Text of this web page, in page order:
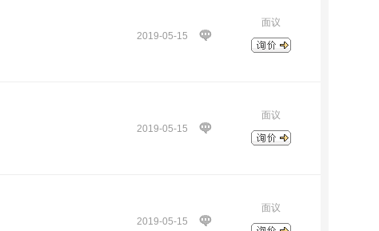
2019-05-15
面议
2019-05-15
面议
2019-05-15
面议